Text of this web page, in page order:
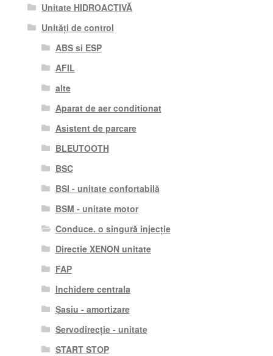
Unitate HIDROACTIVĂ
Unități de control
ABS si ESP
AFIL
alte
Aparat de aer conditionat
Asistent de parcare
BLEUTOOTH
BSC
BSI - unitate confortabilă
BSM - unitate motor
Conduce. o singură injecție
Directie XENON unitate
FAP
Inchidere centrala
Șasiu - amortizare
Servodirecție - unitate
START STOP